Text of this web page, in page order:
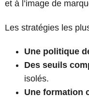
et à l’image de
Les stratégies les
Une politique
Des seuils
isolés.
Une formation